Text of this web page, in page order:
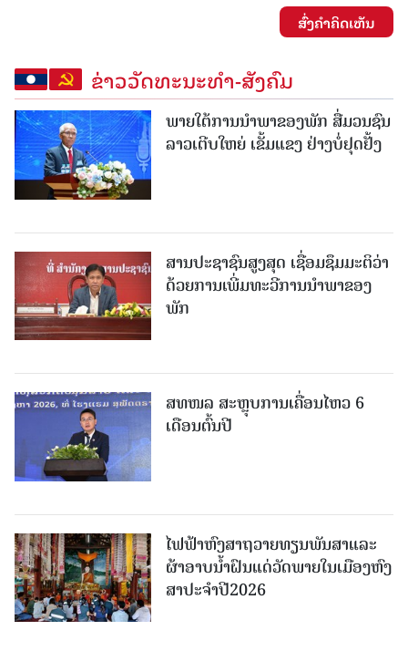
ສົ່ງຄໍາຄິດເຫັນ
ຂ່າວວັດທະນະທຳ-ສັງຄົມ
ພາຍໃຕ້ການນໍາພາຂອງພັກ ສື່ມວນຊົນ
ລາວເຕີບໃຫຍ່ ເຂັ້ມແຂງ ຢ່າງບໍ່ຢຸດຢັ້ງ
ສານປະຊາຊົນສູງສຸດ ເຊື່ອມຊຶມມະຕິວ່າ
ດ້ວຍການເພີ່ມທະວີການນຳພາຂອງ
ພັກ
ສທໜລ ສະຫຼຸບການເຄື່ອນໄຫວ 6
ເດືອນຕົ້ນປີ
ໄຟຟ້າຫົງສາຖວາຍທຽນພັນສາແລະ
ຜ້າອາບນໍ້າຝົນແດ່ວັດພາຍໃນເມືອງຫົງ
ສາປະຈໍາປີ2026